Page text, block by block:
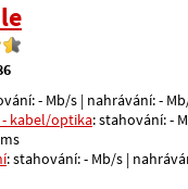
- Mb/s | nahrávání: -
kabel/optika: stahování: -
: stahování: - Mb/s |